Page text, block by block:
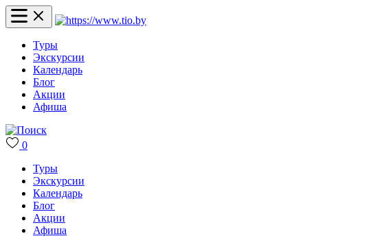
Туры
Экскурсии
Календарь
Блог
Акции
Афиша
0
Туры
Экскурсии
Календарь
Блог
Акции
Афиша